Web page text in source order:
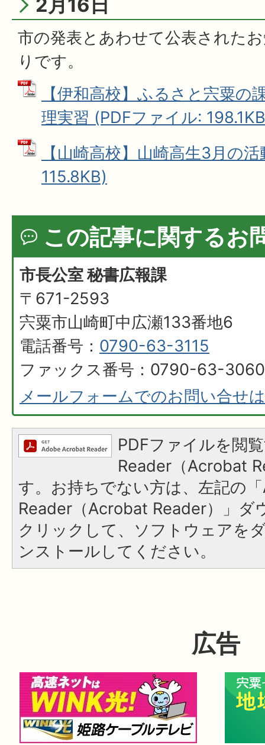
市の発表とあわせて公表された
りです。
【伊和高校】ふるさと宍粟の
理実習 (PDFファイル:
【山崎高校】山崎高生3月の
115.8KB)
この記事に関するお
市長公室 秘書広報課
〒671-2593
宍粟市山崎町中広瀬133番地6
電話番号： 0790-63-3115
ファックス番号：0790-63-3060
メールフォームでのお問い合せ
PDFファイルを閲
Reader（Acrobat
す。お持ちでない方は、左記の
Reader（Acrobat Reader）」ダ
クリックして、ソフトウェアを
ンストールしてください。
広告